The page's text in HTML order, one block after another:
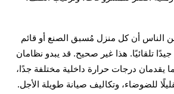
الناس أن كل منزل مُسبق الصنع أو قائم
تلقائيًا. هذا غير صحيح. قد يبدو نظامان
يقدمان درجات حرارة داخلية مختلفة جدًا،
للضوضاء، وتكاليف صيانة طويلة الأجل.